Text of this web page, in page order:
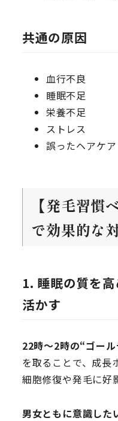
共通の原因
血行不良
睡眠不足
栄養不足
ストレス
誤ったヘアケア
【発毛習慣
で効果的な
1. 睡眠の質を
活かす
22時～2時の“ゴー
を取ることで、成長
細胞修復や発毛に好
男女ともに意識した